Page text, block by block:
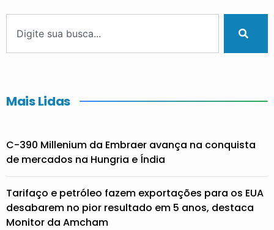
Mais Lidas
C-390 Millenium da Embraer avança na conquista
de mercados na Hungria e Índia
Tarifaço e petróleo fazem exportações para os EUA
desabarem no pior resultado em 5 anos, destaca
Monitor da Amcham